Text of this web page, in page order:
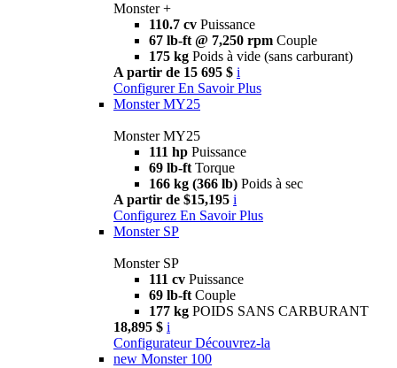
Monster +
110.7 cv Puissance
67 lb-ft @ 7,250 rpm Couple
175 kg Poids à vide (sans carburant)
A partir de 15 695 $ i
Configurer En Savoir Plus
Monster MY25
Monster MY25
111 hp Puissance
69 lb-ft Torque
166 kg (366 lb) Poids à sec
A partir de $15,195 i
Configurez En Savoir Plus
Monster SP
Monster SP
111 cv Puissance
69 lb-ft Couple
177 kg POIDS SANS CARBURANT
18,895 $ i
Configurateur Découvrez-la
new Monster 100